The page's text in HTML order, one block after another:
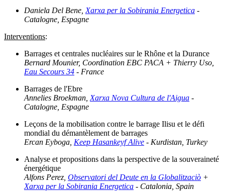
Daniela Del Bene, Xarxa per la Sobirania Energetica -
Catalogne, Espagne
Interventions:
Barrages et centrales nucléaires sur le Rhône et la Durance
Bernard Mounier, Coordination EBC PACA + Thierry Uso,
Eau Secours 34 - France
Barrages de l'Ebre
Annelies Broekman, Xarxa Nova Cultura de l'Aigua -
Catalogne, Espagne
Leçons de la mobilisation contre le barrage Ilisu et le défi
mondial du démantèlement de barrages
Ercan Eyboga, Keep Hasankeyf Alive - Kurdistan, Turkey
Analyse et propositions dans la perspective de la souveraineté
énergétique
Alfons Perez, Observatori del Deute en la Globalitzaciò +
Xarxa per la Sobirania Energetica - Catalonia, Spain